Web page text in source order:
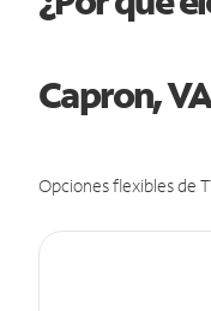
Capron,
Opciones flexibles de